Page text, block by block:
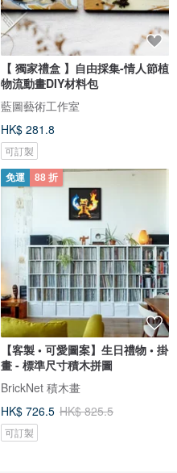
【 獨家禮盒 】自由採集-情人節植
物流動畫DIY材料包
藍圖藝術工作室
HK$ 281.8
可訂製
免運 88 折
【客製 • 可愛圖案】生日禮物 • 掛
畫 - 標準尺寸積木拼圖
BrickNet 積木畫
HK$ 726.5 HK$ 825.5
可訂製